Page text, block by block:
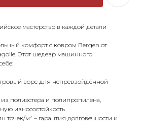
мастерство в каждой детали
комфорт с ковром Bergen от
Этот шедевр машинного
ворс для непревзойдённой
полиэстера и полипропилена,
износостойкость
точек/м² – гарантия долговечности и